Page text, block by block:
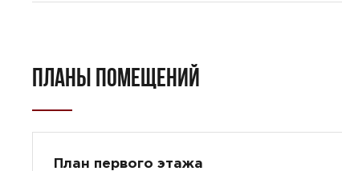
ПЛАНЫ ПОМЕЩЕНИЙ
План первого этажа